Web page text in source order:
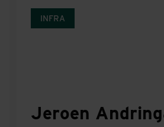
INFRA
Jeroen